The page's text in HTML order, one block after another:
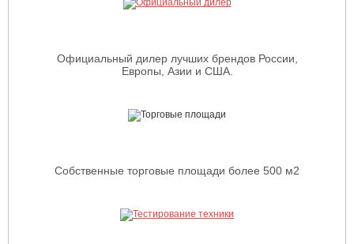
Официальный дилер лучших брендов России,
Европы, Азии и США.
Собственные торговые площади более 500 м2